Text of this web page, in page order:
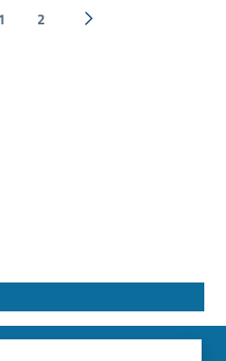
2 Successiva »